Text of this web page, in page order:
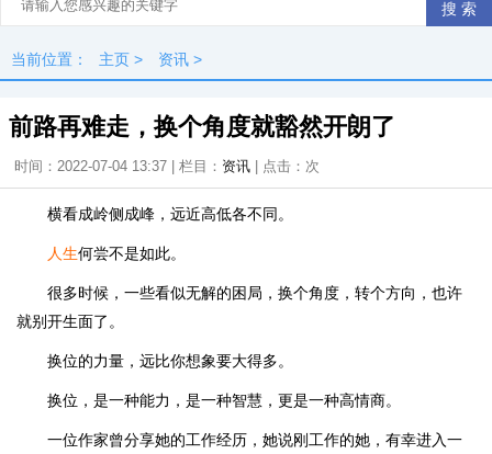
当前位置： 主页 > 资讯 >
前路再难走，换个角度就豁然开朗了
时间：2022-07-04 13:37 | 栏目： 资讯 | 点击： 次
横看成岭侧成峰，远近高低各不同。
人生何尝不是如此。
很多时候，一些看似无解的困局，换个角度，转个方向，也许
就别开生面了。
换位的力量，远比你想象要大得多。
换位，是一种能力，是一种智慧，更是一种高情商。
一位作家曾分享她的工作经历，她说刚工作的她，有幸进入一